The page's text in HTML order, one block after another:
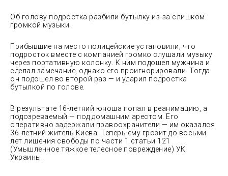
Об голову подростка разбили бутылку из-за слишком
громкой музыки.
Прибывшие на место полицейские установили, что
подросток вместе с компанией громко слушали музыку
через портативную колонку. К ним подошел мужчина и
сделал замечание, однако его проигнорировали. Тогда
он подошел во второй раз — и ударил подростка
бутылкой по голове.
В результате 16-летний юноша попал в реанимацию, а
подозреваемый — под домашним арестом. Его
оперативно задержали правоохранители — им оказался
36-летний житель Киева. Теперь ему грозит до восьми
лет лишения свободы по части 1 статьи 121
(Умышленное тяжкое телесное повреждение) УК
Украины.